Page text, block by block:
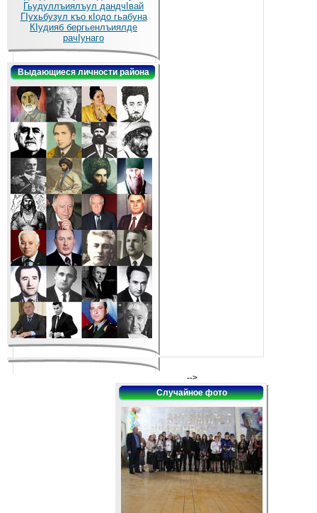
Гьудуллъиялъул дандчIвай
ГIухьбузул къо кIодо гьабуна
КIудияб бергьенлъиялде
рачIунаго
Выдающиеся личности района
-->
Случайное фото